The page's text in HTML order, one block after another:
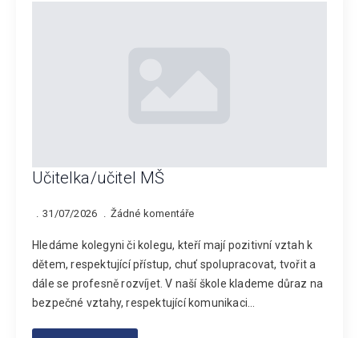
Učitelka/učitel MŠ
31/07/2026 Žádné komentáře
Hledáme kolegyni či kolegu, kteří mají pozitivní vztah k
dětem, respektující přístup, chuť spolupracovat, tvořit a
dále se profesně rozvíjet. V naší škole klademe důraz na
bezpečné vztahy, respektující komunikaci…